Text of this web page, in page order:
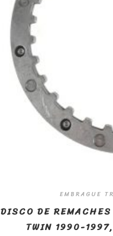
EMBRAGUE
DISCO DE
TWIN 1990-